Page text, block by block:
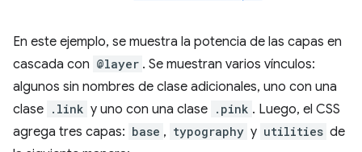
En este ejemplo, se muestra la potencia de las capas en
cascada con @layer . Se muestran varios vínculos:
algunos sin nombres de clase adicionales, uno con una
clase .link y uno con una clase .pink . Luego, el CSS
agrega tres capas: base , typography y utilities de